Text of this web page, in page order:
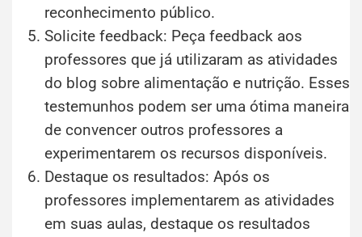
reconhecimento público.
Solicite feedback: Peça feedback aos
professores que já utilizaram as atividades
do blog sobre alimentação e nutrição. Esses
testemunhos podem ser uma ótima maneira
de convencer outros professores a
experimentarem os recursos disponíveis.
Destaque os resultados: Após os
professores implementarem as atividades
em suas aulas, destaque os resultados